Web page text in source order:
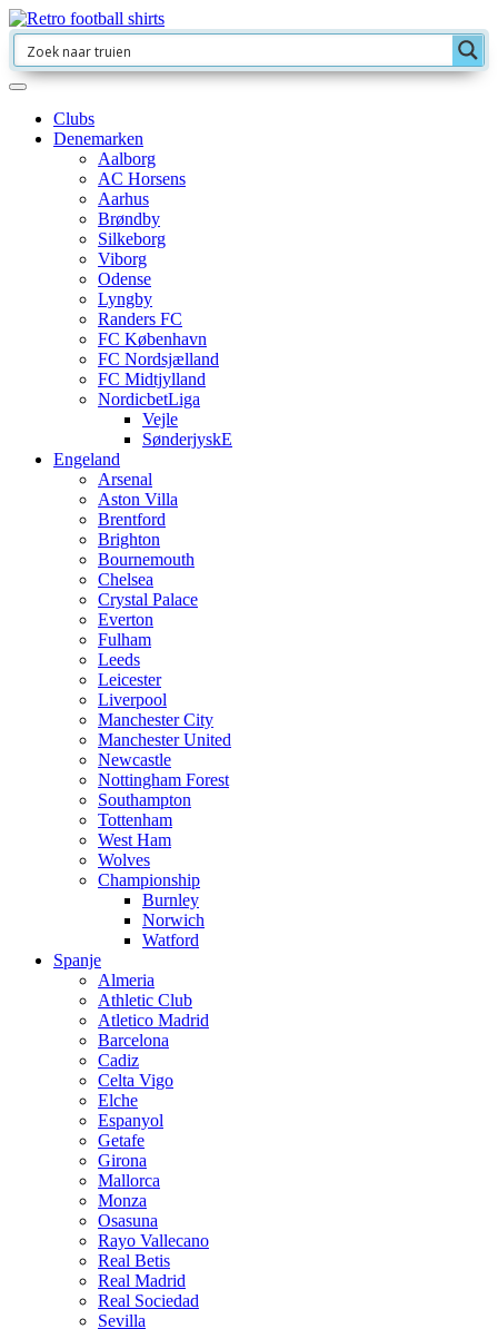
Clubs
Denemarken
Aalborg
AC Horsens
Aarhus
Brøndby
Silkeborg
Viborg
Odense
Lyngby
Randers FC
FC København
FC Nordsjælland
FC Midtjylland
NordicbetLiga
Vejle
SønderjyskE
Engeland
Arsenal
Aston Villa
Brentford
Brighton
Bournemouth
Chelsea
Crystal Palace
Everton
Fulham
Leeds
Leicester
Liverpool
Manchester City
Manchester United
Newcastle
Nottingham Forest
Southampton
Tottenham
West Ham
Wolves
Championship
Burnley
Norwich
Watford
Spanje
Almeria
Athletic Club
Atletico Madrid
Barcelona
Cadiz
Celta Vigo
Elche
Espanyol
Getafe
Girona
Mallorca
Monza
Osasuna
Rayo Vallecano
Real Betis
Real Madrid
Real Sociedad
Sevilla